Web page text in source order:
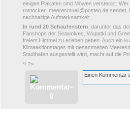
einigen Plakaten sind Möwen versteckt.
rostocker_meeresmuell@posteo.de sendet,
nachhaltige Aufmerksamkeit.
In rund 20 Schaufenstern , darunter das
Fanshops der Seawolves, Wupatki und
freiem Himmel zu erleben geben. Auch ein
Klimaaktionstages mit gesammelten
Stadthafen ausgestellt wird, macht auf die
*/ ?>